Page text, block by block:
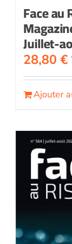
Face au
Juillet-
28,80 €
Ajouter